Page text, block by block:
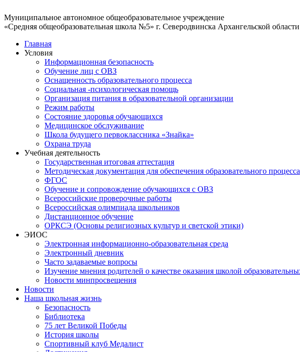
Муниципальное автономное общеобразовательное учреждение
«Средняя общеобразовательная школа №5» г. Северодвинска Архангельской области
Главная
Условия
Информационная безопасность
Обучение лиц с ОВЗ
Оснащенность образовательного процесса
Социальная -психологическая помощь
Организация питания в образовательной организации
Режим работы
Состояние здоровья обучающихся
Медицинское обслуживание
Школа будущего первоклассника «Знайка»
Охрана труда
Учебная деятельность
Государственная итоговая аттестация
Методическая документация для обеспечения образовательного процесса
ФГОС
Обучение и сопровождение обучающихся с ОВЗ
Всероссийские проверочные работы
Всероссийская олимпиада школьников
Дистанционное обучение
ОРКСЭ (Основы религиозных культур и светской этики)
ЭИОС
Электронная информационно-образовательная среда
Электронный дневник
Часто задаваемые вопросы
Изучение мнения родителей о качестве оказания школой
Новости минпросвещения
Новости
Наша школьная жизнь
Безопасность
Библиотека
75 лет Великой Победы
История школы
Спортивный клуб Медалист